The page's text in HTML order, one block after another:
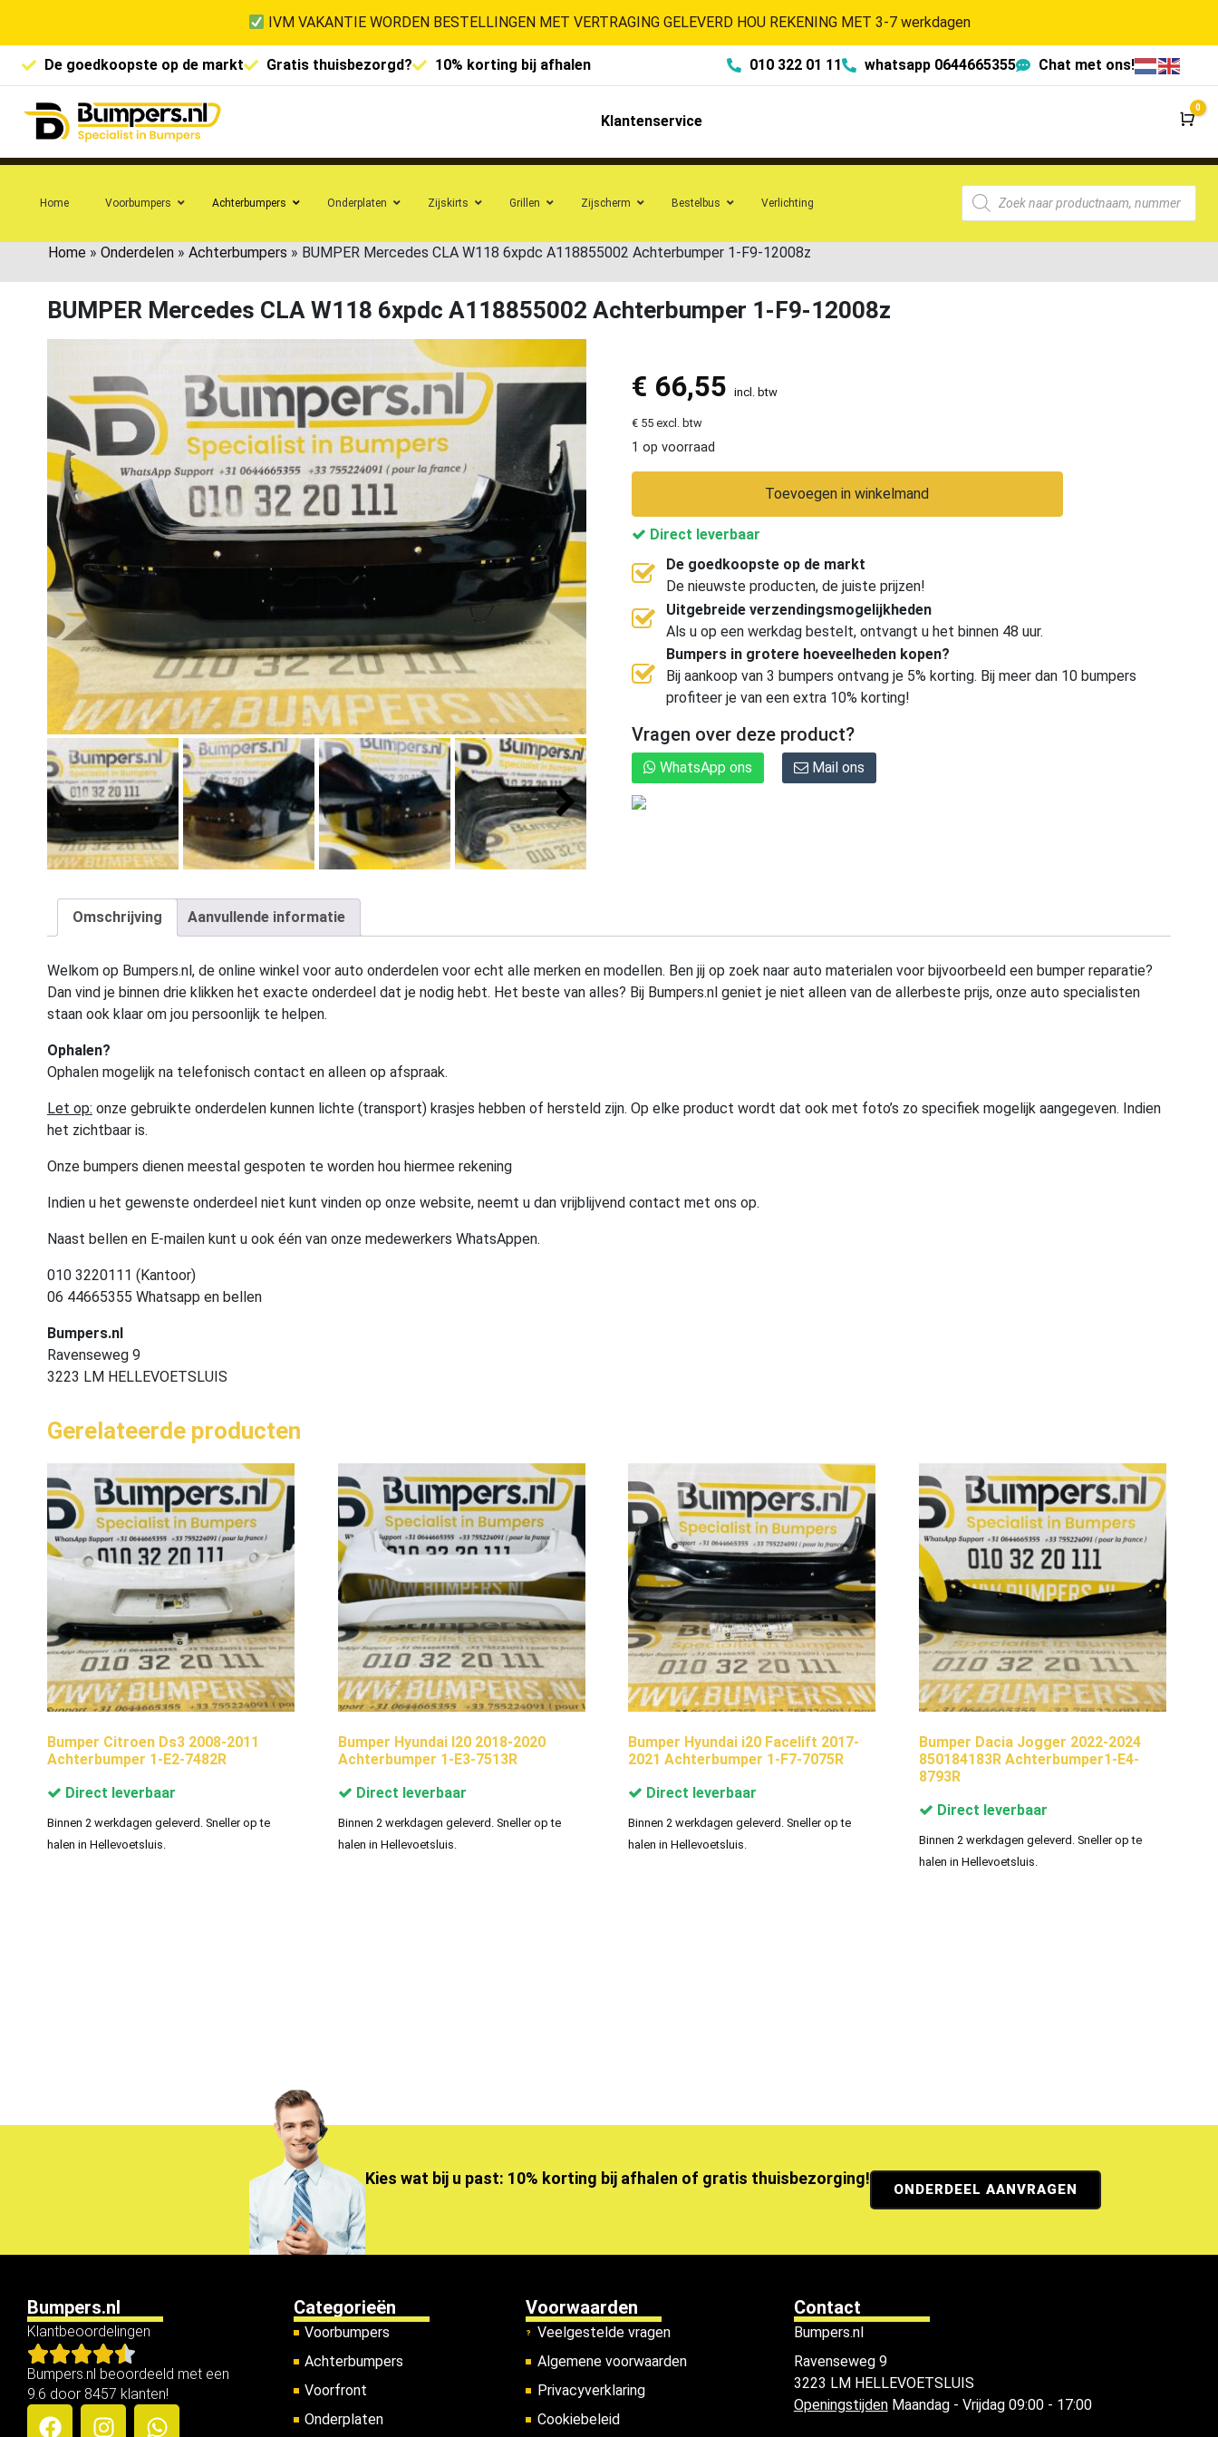
IVM VAKANTIE WORDEN BESTELLINGEN MET VERTRAGING GELEVERD HOU REKENING MET 3-7 werkdagen
De goedkoopste op de markt Gratis thuisbezorgd? 10% korting bij afhalen 010 322 01 11 whatsapp 0644665355 Chat met ons!
Klantenservice
0
Home Voorbumpers Achterbumpers Onderplaten Zijskirts Grillen Zijscherm Bestelbus Verlichting
Home » Onderdelen » Achterbumpers » BUMPER Mercedes CLA W118 6xpdc A118855002 Achterbumper 1-F9-12008z
BUMPER Mercedes CLA W118 6xpdc A118855002 Achterbumper 1-F9-12008z
€ 66,55 incl. btw
€ 55 excl. btw
1 op voorraad
Toevoegen in winkelmand
Direct leverbaar
De goedkoopste op de markt
De nieuwste producten, de juiste prijzen!
Uitgebreide verzendingsmogelijkheden
Als u op een werkdag bestelt, ontvangt u het binnen 48 uur.
Bumpers in grotere hoeveelheden kopen?
Bij aankoop van 3 bumpers ontvang je 5% korting. Bij meer dan 10 bumpers
profiteer je van een extra 10% korting!
Vragen over deze product?
WhatsApp ons Mail ons
Omschrijving Aanvullende informatie
Welkom op Bumpers.nl, de online winkel voor auto onderdelen voor echt alle merken en modellen. Ben jij op zoek naar auto materialen voor bijvoorbeeld een bumper reparatie?
Dan vind je binnen drie klikken het exacte onderdeel dat je nodig hebt. Het beste van alles? Bij Bumpers.nl geniet je niet alleen van de allerbeste prijs, onze auto specialisten
staan ook klaar om jou persoonlijk te helpen.
Ophalen?
Ophalen mogelijk na telefonisch contact en alleen op afspraak.
Let op: onze gebruikte onderdelen kunnen lichte (transport) krasjes hebben of hersteld zijn. Op elke product wordt dat ook met foto’s zo specifiek mogelijk aangegeven. Indien
het zichtbaar is.
Onze bumpers dienen meestal gespoten te worden hou hiermee rekening
Indien u het gewenste onderdeel niet kunt vinden op onze website, neemt u dan vrijblijvend contact met ons op.
Naast bellen en E-mailen kunt u ook één van onze medewerkers WhatsAppen.
010 3220111 (Kantoor)
06 44665355 Whatsapp en bellen
Bumpers.nl
Ravenseweg 9
3223 LM HELLEVOETSLUIS
Gerelateerde producten
Bumper Citroen Ds3 2008-2011
Achterbumper 1-E2-7482R
Direct leverbaar
Binnen 2 werkdagen geleverd. Sneller op te
halen in Hellevoetsluis.
Bumper Hyundai I20 2018-2020
Achterbumper 1-E3-7513R
Direct leverbaar
Binnen 2 werkdagen geleverd. Sneller op te
halen in Hellevoetsluis.
Bumper Hyundai i20 Facelift 2017-
2021 Achterbumper 1-F7-7075R
Direct leverbaar
Binnen 2 werkdagen geleverd. Sneller op te
halen in Hellevoetsluis.
Bumper Dacia Jogger 2022-2024
850184183R Achterbumper1-E4-
8793R
Direct leverbaar
Binnen 2 werkdagen geleverd. Sneller op te
halen in Hellevoetsluis.
Kies wat bij u past: 10% korting bij afhalen of gratis thuisbezorging!
ONDERDEEL AANVRAGEN
Bumpers.nl
Klantbeoordelingen
Bumpers.nl beoordeeld met een
9.6 door 8457 klanten!
Categorieën
Voorbumpers
Achterbumpers
Voorfront
Onderplaten
Voorwaarden
Veelgestelde vragen
Algemene voorwaarden
Privacyverklaring
Cookiebeleid
Contact
Bumpers.nl
Ravenseweg 9
3223 LM HELLEVOETSLUIS
OpeningstijdenMaandag - Vrijdag 09:00 - 17:00